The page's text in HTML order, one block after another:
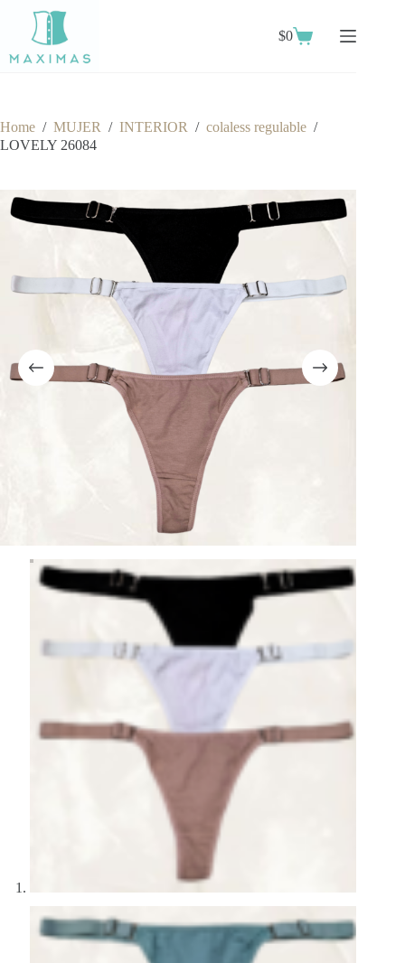
content
Shopping
$0
Home / MUJER / INTERIOR / colaless regulable /
LOVELY 26084